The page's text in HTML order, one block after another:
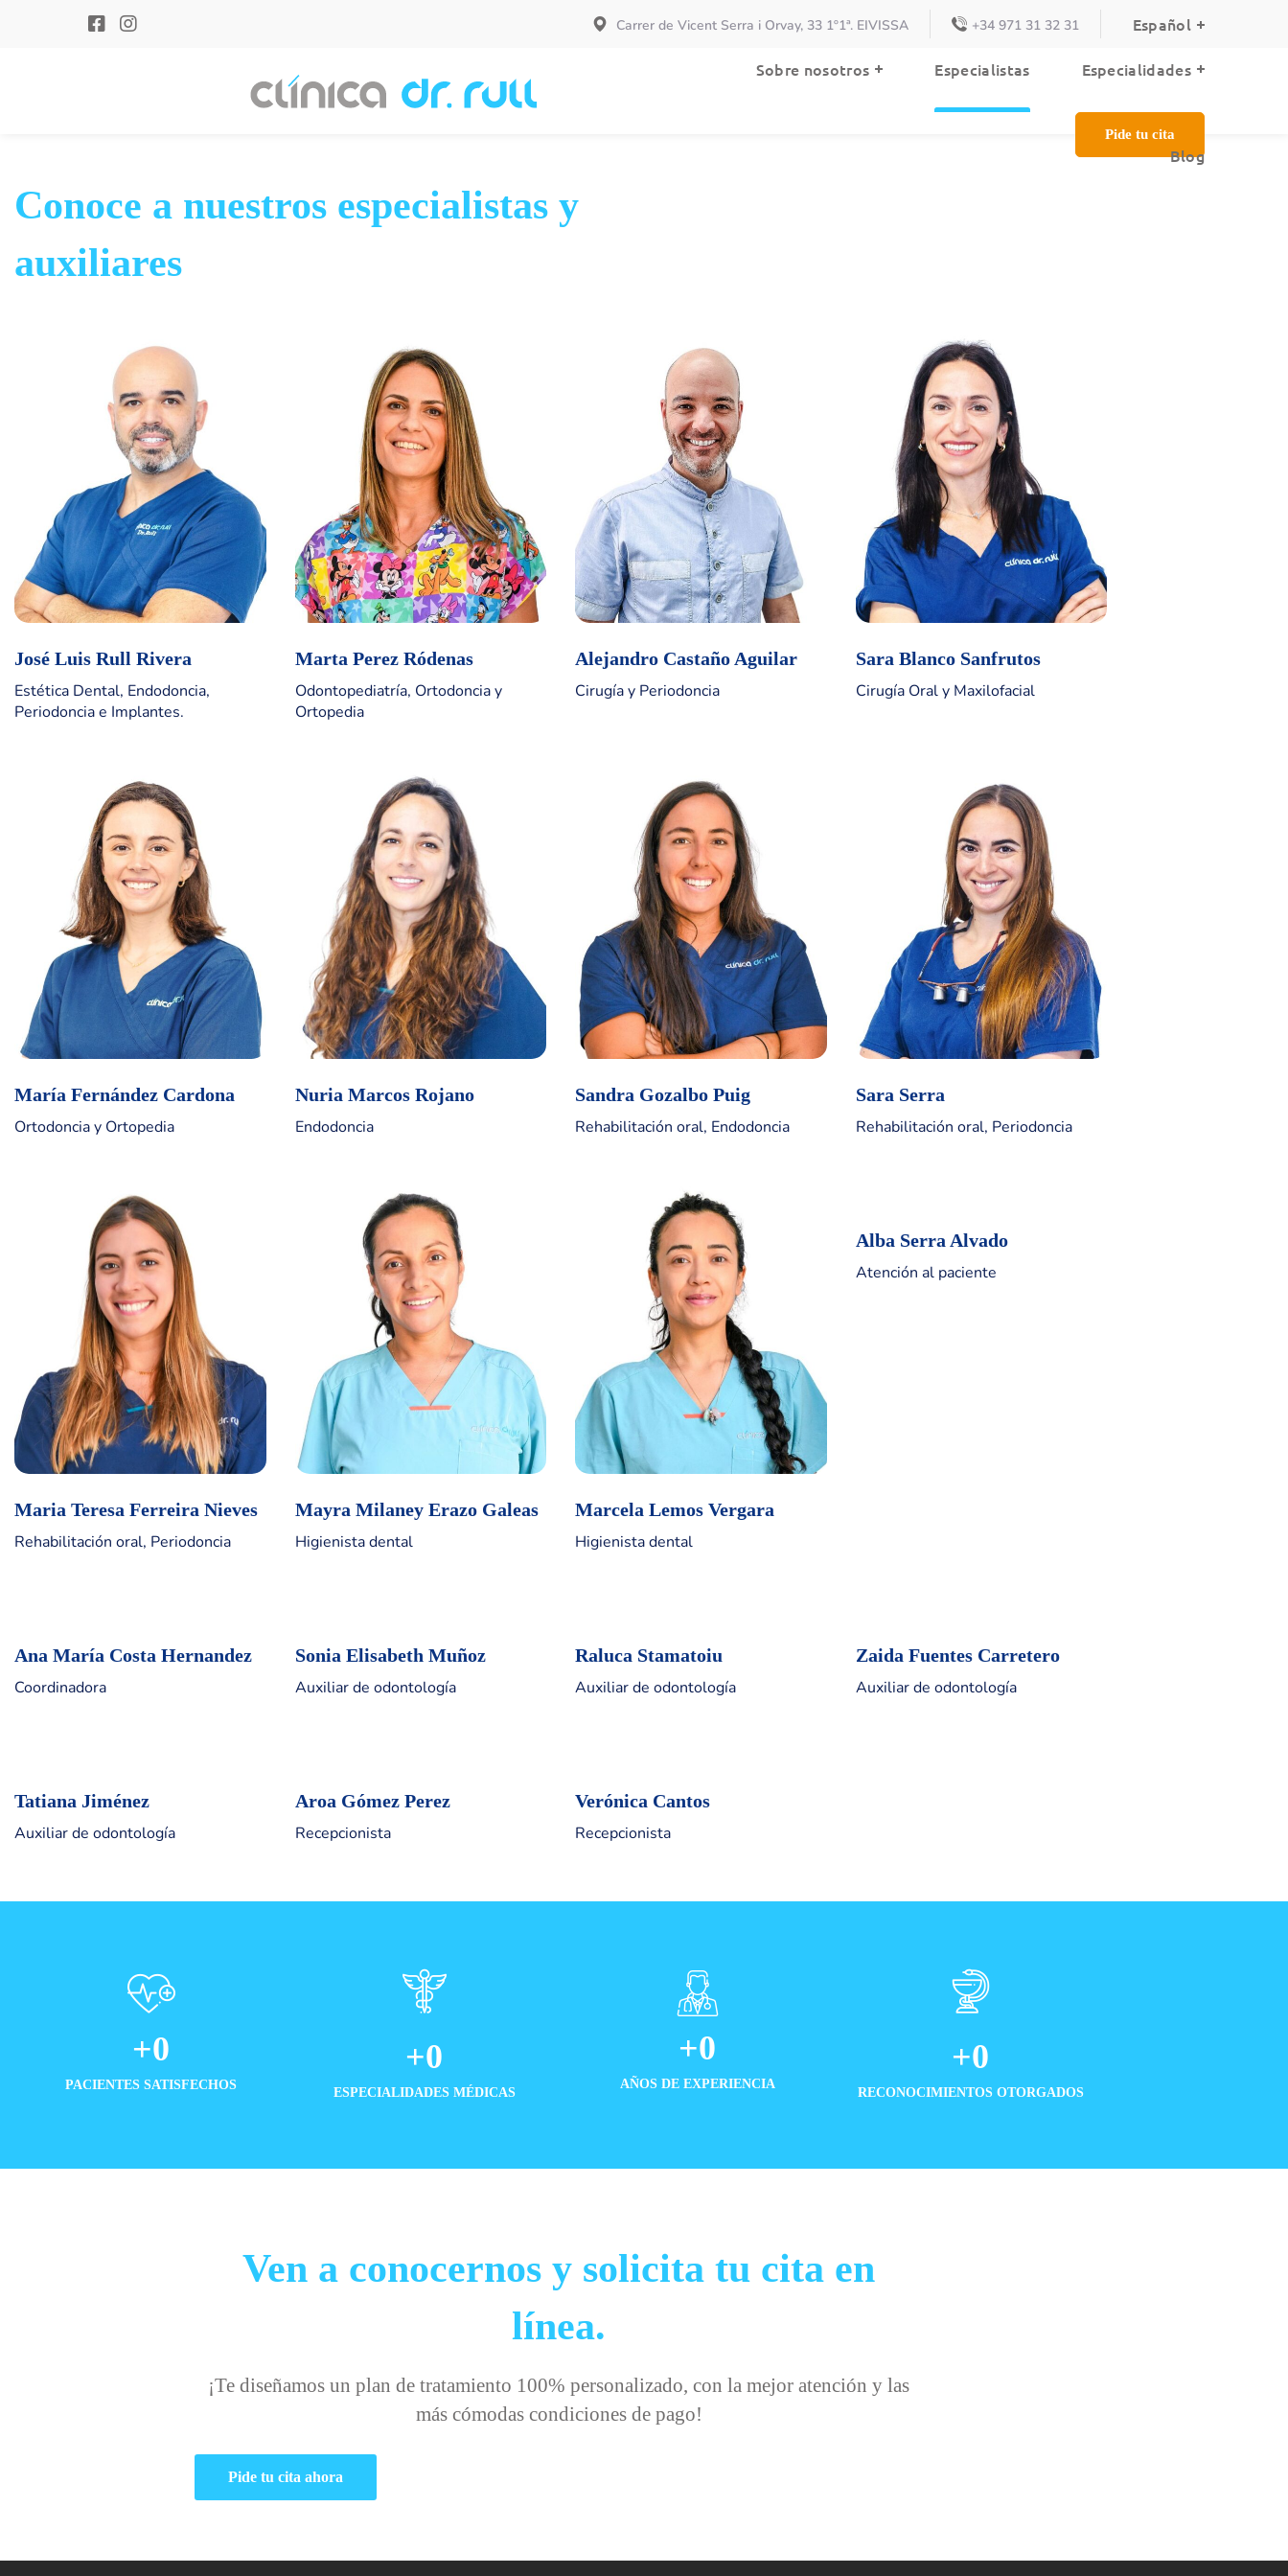
Carrer de Vicent Serra i Orvay, 33 1º1ª. EIVISSA +34 971 31 32 31 Español
Sobre nosotros Especialistas Especialidades
Blog
Pide tu cita
Especialidades
Conoce a nuestros especialistas y
auxiliares
José Luis Rull Rivera
Estética Dental, Endodoncia,
Periodoncia e Implantes.
Marta Perez Ródenas
Odontopediatría, Ortodoncia y
Ortopedia
Alejandro Castaño Aguilar
Cirugía y Periodoncia
Sara Blanco Sanfrutos
Cirugía Oral y Maxilofacial
María Fernández Cardona
Ortodoncia y Ortopedia
Nuria Marcos Rojano
Endodoncia
Sandra Gozalbo Puig
Rehabilitación oral, Endodoncia
Sara Serra
Rehabilitación oral, Periodoncia
Maria Teresa Ferreira Nieves
Rehabilitación oral, Periodoncia
Mayra Milaney Erazo Galeas
Higienista dental
Marcela Lemos Vergara
Higienista dental
Alba Serra Alvado
Atención al paciente
Ana María Costa Hernandez
Coordinadora
Sonia Elisabeth Muñoz
Auxiliar de odontología
Raluca Stamatoiu
Auxiliar de odontología
Zaida Fuentes Carretero
Auxiliar de odontología
Tatiana Jiménez
Auxiliar de odontología
Aroa Gómez Perez
Recepcionista
Verónica Cantos
Recepcionista
+0
PACIENTES SATISFECHOS
+0
ESPECIALIDADES MÉDICAS
+0
AÑOS DE EXPERIENCIA
+0
RECONOCIMIENTOS OTORGADOS
Ven a conocernos y solicita tu cita en
línea.
¡Te diseñamos un plan de tratamiento 100% personalizado, con la mejor atención y las
más cómodas condiciones de pago!
Pide tu cita ahora